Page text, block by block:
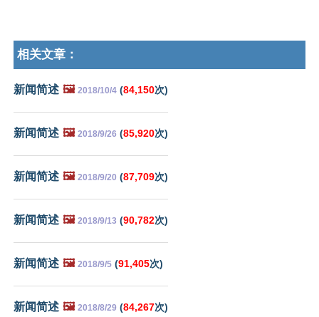
相关文章：
新闻简述 🖼️ 2018/10/4 (84,150次)
新闻简述 🖼️ 2018/9/26 (85,920次)
新闻简述 🖼️ 2018/9/20 (87,709次)
新闻简述 🖼️ 2018/9/13 (90,782次)
新闻简述 🖼️ 2018/9/5 (91,405次)
新闻简述 🖼️ 2018/8/29 (84,267次)